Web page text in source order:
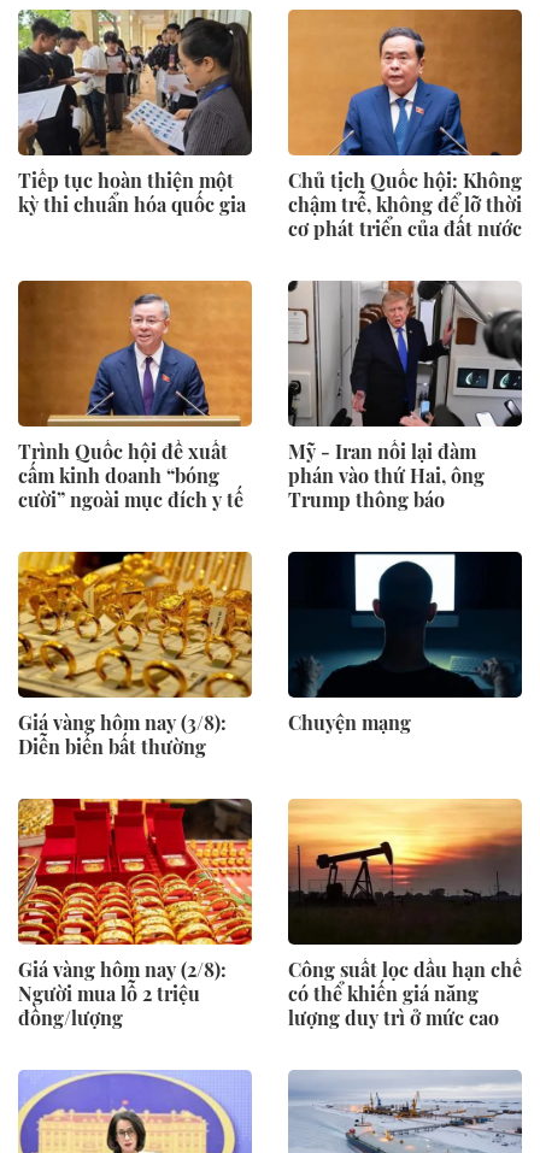
Tiếp tục hoàn thiện một
kỳ thi chuẩn hóa quốc gia
Chủ tịch Quốc hội: Không
chậm trễ, không để lỡ thời
cơ phát triển của đất nước
Trình Quốc hội đề xuất
cấm kinh doanh “bóng
cười” ngoài mục đích y tế
Mỹ - Iran nối lại đàm
phán vào thứ Hai, ông
Trump thông báo
Giá vàng hôm nay (3/8):
Diễn biến bất thường
Chuyện mạng
Giá vàng hôm nay (2/8):
Người mua lỗ 2 triệu
đồng/lượng
Công suất lọc dầu hạn chế
có thể khiến giá năng
lượng duy trì ở mức cao